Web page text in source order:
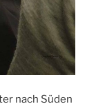
nach Süden